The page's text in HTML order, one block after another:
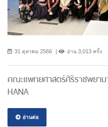
31 ตุลาคม 2566 อ่าน 3,013 ครั้ง
คณะแพทยศาสตร์ศิริราชพยา
HANA
อ่านต่อ